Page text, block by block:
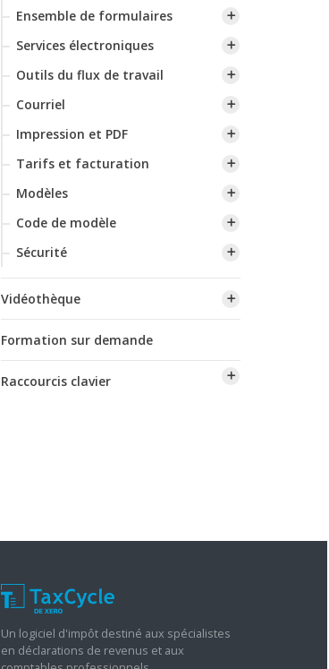
Ensemble de formulaires
Services électroniques
Outils du flux de travail
Courriel
Impression et PDF
Tarifs et facturation
Modèles
Code de modèle
Sécurité
Vidéothèque
Formation sur demande
Raccourcis clavier
Un logiciel d'impôt destiné aux spécialistes
en déclarations de revenus et aux